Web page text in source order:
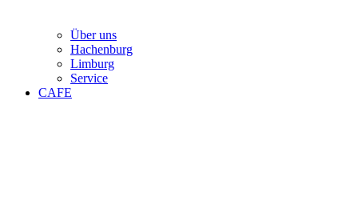
Über uns
Hachenburg
Limburg
Service
CAFE